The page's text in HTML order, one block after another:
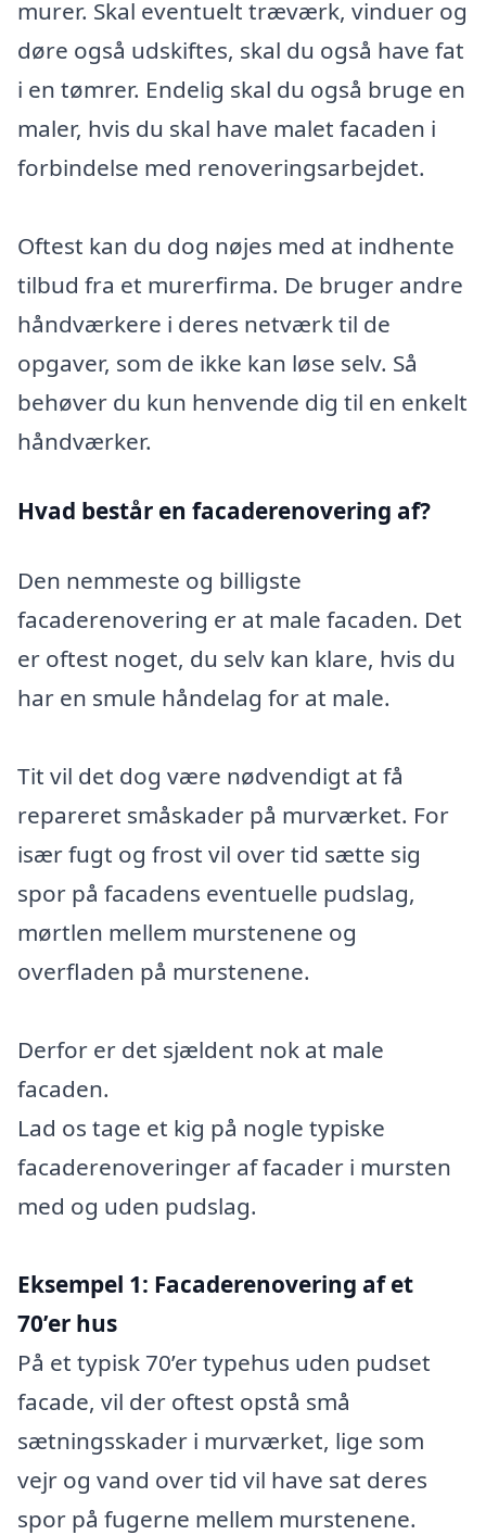
murer. Skal eventuelt træværk, vinduer og
døre også udskiftes, skal du også have fat
i en tømrer. Endelig skal du også bruge en
maler, hvis du skal have malet facaden i
forbindelse med renoveringsarbejdet.
Oftest kan du dog nøjes med at indhente
tilbud fra et murerfirma. De bruger andre
håndværkere i deres netværk til de
opgaver, som de ikke kan løse selv. Så
behøver du kun henvende dig til en enkelt
håndværker.
Hvad består en facaderenovering af?
Den nemmeste og billigste
facaderenovering er at male facaden. Det
er oftest noget, du selv kan klare, hvis du
har en smule håndelag for at male.
Tit vil det dog være nødvendigt at få
repareret småskader på murværket. For
især fugt og frost vil over tid sætte sig
spor på facadens eventuelle pudslag,
mørtlen mellem murstenene og
overfladen på murstenene.
Derfor er det sjældent nok at male
facaden.
Lad os tage et kig på nogle typiske
facaderenoveringer af facader i mursten
med og uden pudslag.
Eksempel 1: Facaderenovering af et
70’er hus
På et typisk 70’er typehus uden pudset
facade, vil der oftest opstå små
sætningsskader i murværket, lige som
vejr og vand over tid vil have sat deres
spor på fugerne mellem murstenene.